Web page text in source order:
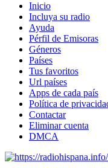
Inicio
Incluya su radio
Ayuda
Pérfil de Emisoras
Géneros
Países
Tus favoritos
Url países
Apps de cada país
Política de
Contactar
Eliminar cuenta
DMCA